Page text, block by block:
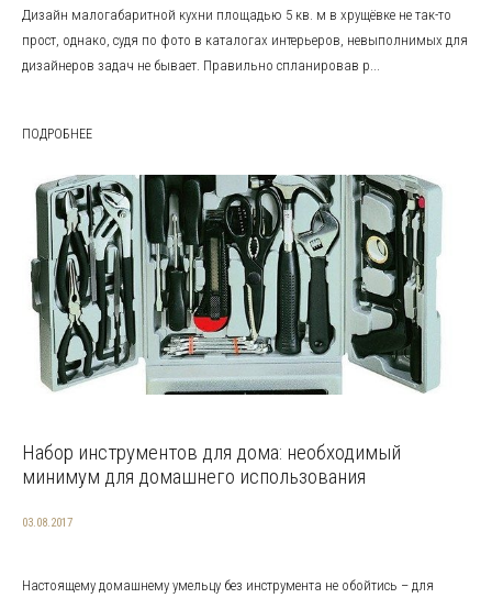
Дизайн малогабаритной кухни площадью 5 кв. м в хрущёвке не так-то
прост, однако, судя по фото в каталогах интерьеров, невыполнимых для
дизайнеров задач не бывает. Правильно спланировав р...
ПОДРОБНЕЕ
Набор инструментов для дома: необходимый
минимум для домашнего использования
03.08.2017
Настоящему домашнему умельцу без инструмента не обойтись – для